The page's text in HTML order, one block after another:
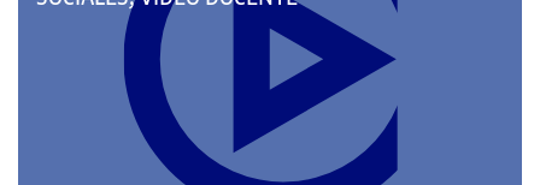
CATEGORÍAS: